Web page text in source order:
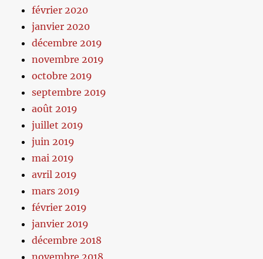
février 2020
janvier 2020
décembre 2019
novembre 2019
octobre 2019
septembre 2019
août 2019
juillet 2019
juin 2019
mai 2019
avril 2019
mars 2019
février 2019
janvier 2019
décembre 2018
novembre 2018